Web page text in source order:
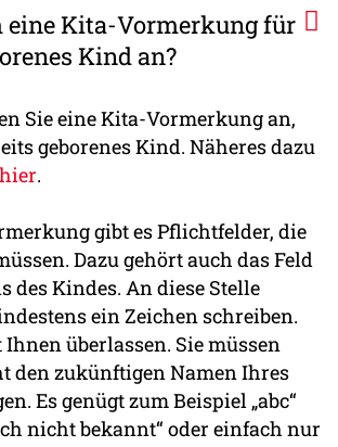
eine Kita-Vormerkung für
Kind an?
Sie eine Kita-Vormerkung an,
geborenes Kind. Näheres dazu
hier.
gibt es Pflichtfelder, die
Dazu gehört auch das Feld
des Kindes. An diese Stelle
ein Zeichen schreiben.
überlassen. Sie müssen
den zukünftigen Namen Ihres
Es genügt zum Beispiel „abc“
nicht bekannt“ oder einfach nur